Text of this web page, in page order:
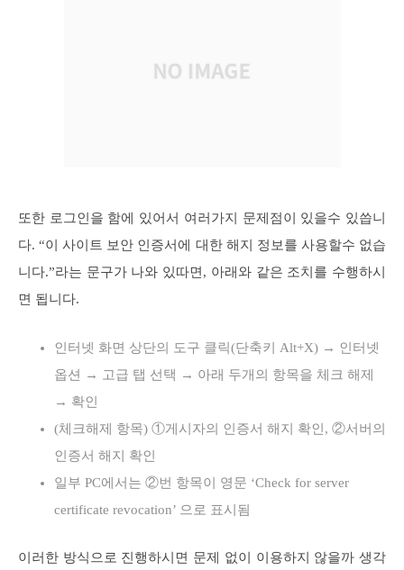
또한 로그인을 함에 있어서 여러가지 문제점이 있을수 있씁니
다. “이 사이트 보안 인증서에 대한 해지 정보를 사용할수 없습
니다.”라는 문구가 나와 있따면, 아래와 같은 조치를 수행하시
면 됩니다.
인터넷 화면 상단의 도구 클릭(단축키 Alt+X) → 인터넷
옵션 → 고급 탭 선택 → 아래 두개의 항목을 체크 해제
→ 확인
(체크해제 항목) ①게시자의 인증서 해지 확인, ②서버의
인증서 해지 확인
일부 PC에서는 ②번 항목이 영문 ‘Check for server
certificate revocation’ 으로 표시됨
이러한 방식으로 진행하시면 문제 없이 이용하지 않을까 생각